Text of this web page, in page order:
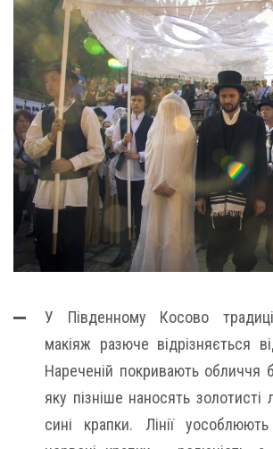
У Південному Косово
макіяж разюче відрізняється
Нареченій покривають обличчя
яку пізніше наносять золотисті
сині крапки. Лінії